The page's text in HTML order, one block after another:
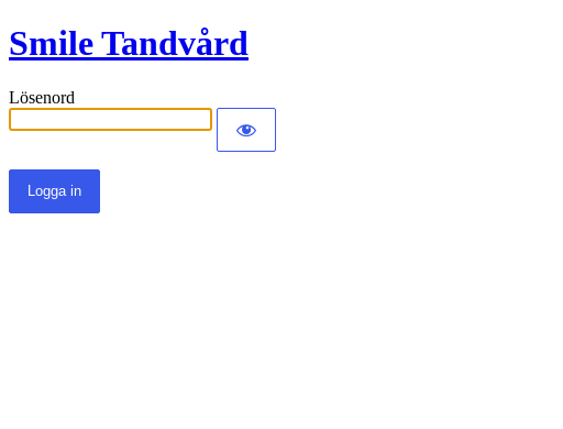
Smile Tandvård
Lösenord